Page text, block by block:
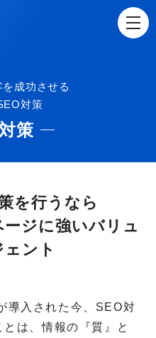
成功させる
対策
策
を行うなら
ジに強いバリュ
ント
導入された今、SEO対
は、情報の『質』と